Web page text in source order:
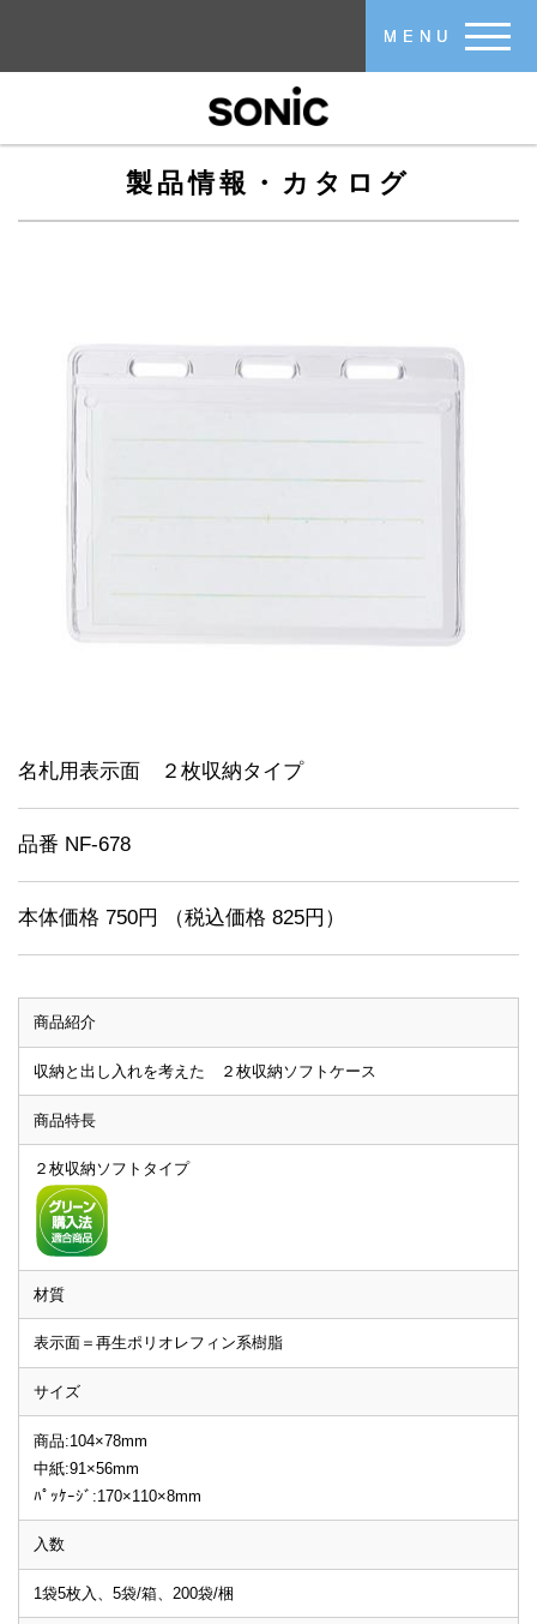
MENU
製品情報・カタログ
名札用表示面 ２枚収納タイプ
品番 NF-678
本体価格 750円 （税込価格 825円）
商品紹介
収納と出し入れを考えた ２枚収納ソフトケース
商品特長
２枚収納ソフトタイプ
材質
表示面＝再生ポリオレフィン系樹脂
サイズ
商品:104×78mm
中紙:91×56mm
ﾊﾟｯｹｰｼﾞ:170×110×8mm
入数
1袋5枚入、5袋/箱、200袋/梱